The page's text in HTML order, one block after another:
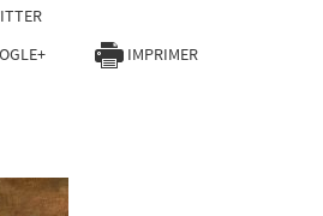
- NOUVELLE FENÊTRE
IMPRIMER